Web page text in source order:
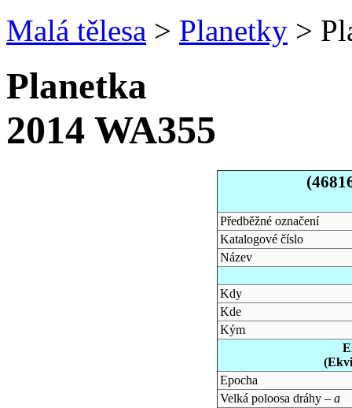
Malá tělesa > Planetky >
Planetka
2014 WA355
Předběžné označení
Katalogové číslo
Název
Kdy
Kde
Kým
Epocha
Velká poloosa dráhy – a